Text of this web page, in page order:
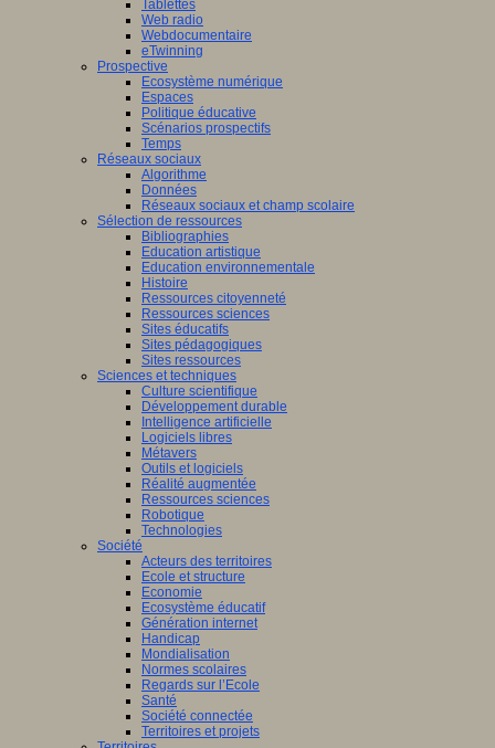
Tablettes
Web radio
Webdocumentaire
eTwinning
Prospective
Ecosystème numérique
Espaces
Politique éducative
Scénarios prospectifs
Temps
Réseaux sociaux
Algorithme
Données
Réseaux sociaux et champ scolaire
Sélection de ressources
Bibliographies
Education artistique
Education environnementale
Histoire
Ressources citoyenneté
Ressources sciences
Sites éducatifs
Sites pédagogiques
Sites ressources
Sciences et techniques
Culture scientifique
Développement durable
Intelligence artificielle
Logiciels libres
Métavers
Outils et logiciels
Réalité augmentée
Ressources sciences
Robotique
Technologies
Société
Acteurs des territoires
Ecole et structure
Economie
Ecosystème éducatif
Génération internet
Handicap
Mondialisation
Normes scolaires
Regards sur l’Ecole
Santé
Société connectée
Territoires et projets